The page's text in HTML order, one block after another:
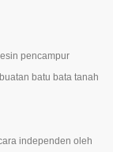
pencampur
batu bata tanah
independen oleh